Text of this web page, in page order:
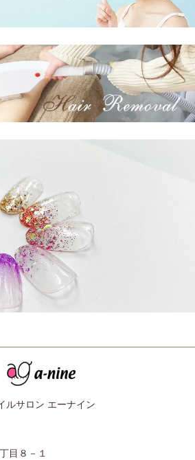
ルサロン エーナイン
目８－１